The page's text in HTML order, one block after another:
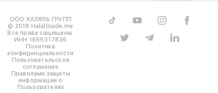
ООО ХАЛЯЛЬ ГРУПП
© 2018 HalalGuide.me
Все права защищены.
ИНН 1655317836
Политика
конфиденциальности
Пользовательское
соглашение
Правилами защиты
информации о
Пользователях